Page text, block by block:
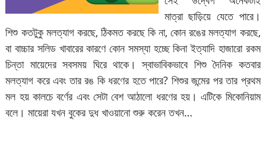
মাত্রা ছাড়িয়ে যেতে পারে।
শিশু কতটুকু মলত্যাগ করছে, ঠিকমত করছে কি না, কোন রঙের মলত্যাগ করছে,
বা বাচ্চার সলিড খাবারের কারণে কোন সমস্যা হচ্ছে কিনা ইত্যাদি হাজারো রকম
চিন্তা মায়েদের সবসময় ঘিরে থাকে। স্বাভাবিকভাবে শিশু দৈনিক কতবার
মলত্যাগ করে এবং তার রঙ কি ধরণের হতে পারে? শিশুর জন্মের পর তার প্রথম
মল হয় কালচে বর্ণের এবং সেটা বেশ আঠালো ধরণের হয়। এটিকে মিকোনিয়াম
বলে। মায়েরা যখন বুকের দুধ খাওয়ানো শুরু করেন তখন…